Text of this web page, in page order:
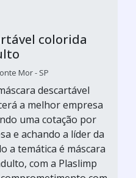
colorida
Mor - SP
descartável
a melhor empresa
uma cotação por
e achando a líder da
a temática é máscara
com a Plaslimp